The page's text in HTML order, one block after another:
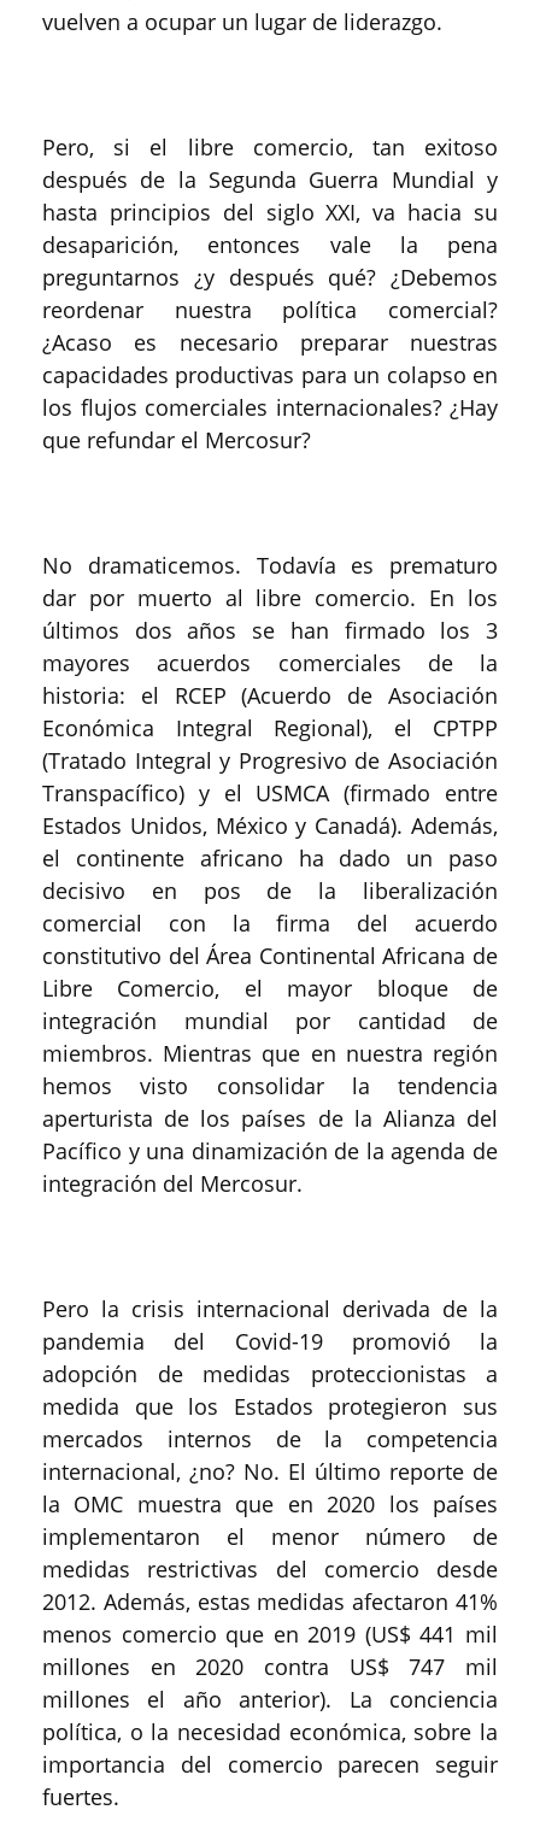
vuelven a ocupar un lugar de liderazgo.
Pero, si el libre comercio, tan exitoso
después de la Segunda Guerra Mundial y
hasta principios del siglo XXI, va hacia su
desaparición, entonces vale la pena
preguntarnos ¿y después qué? ¿Debemos
reordenar nuestra política comercial?
¿Acaso es necesario preparar nuestras
capacidades productivas para un colapso en
los flujos comerciales internacionales? ¿Hay
que refundar el Mercosur?
No dramaticemos. Todavía es prematuro
dar por muerto al libre comercio. En los
últimos dos años se han firmado los 3
mayores acuerdos comerciales de la
historia: el RCEP (Acuerdo de Asociación
Económica Integral Regional), el CPTPP
(Tratado Integral y Progresivo de Asociación
Transpacífico) y el USMCA (firmado entre
Estados Unidos, México y Canadá). Además,
el continente africano ha dado un paso
decisivo en pos de la liberalización
comercial con la firma del acuerdo
constitutivo del Área Continental Africana de
Libre Comercio, el mayor bloque de
integración mundial por cantidad de
miembros. Mientras que en nuestra región
hemos visto consolidar la tendencia
aperturista de los países de la Alianza del
Pacífico y una dinamización de la agenda de
integración del Mercosur.
Pero la crisis internacional derivada de la
pandemia del Covid-19 promovió la
adopción de medidas proteccionistas a
medida que los Estados protegieron sus
mercados internos de la competencia
internacional, ¿no? No. El último reporte de
la OMC muestra que en 2020 los países
implementaron el menor número de
medidas restrictivas del comercio desde
2012. Además, estas medidas afectaron 41%
menos comercio que en 2019 (US$ 441 mil
millones en 2020 contra US$ 747 mil
millones el año anterior). La conciencia
política, o la necesidad económica, sobre la
importancia del comercio parecen seguir
fuertes.